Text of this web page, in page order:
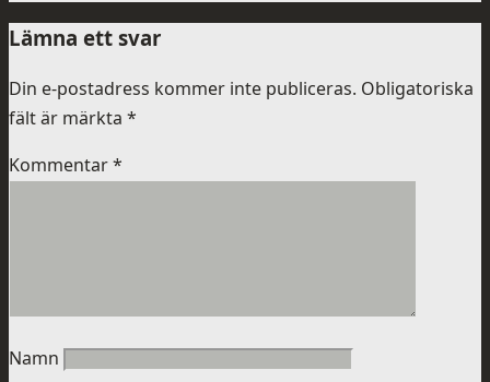
Lämna ett svar
Din e-postadress kommer inte publiceras. Obligatoriska
fält är märkta *
Kommentar*
Namn